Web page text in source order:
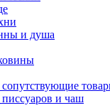
и душа
и чаш